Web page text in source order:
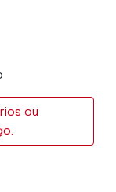
ou